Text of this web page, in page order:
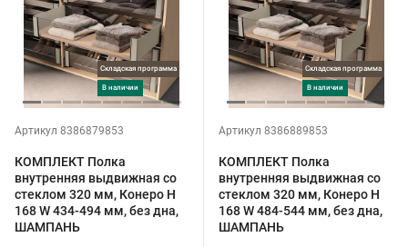
Складская программа
в наличии
Артикул 8386879853
КОМПЛЕКТ Полка
внутренняя выдвижная со
стеклом 320 мм, Конеро H
168 W 434-494 мм, без дна,
ШАМПАНЬ
Складская программа
в наличии
Артикул 8386889853
КОМПЛЕКТ Полка
внутренняя выдвижная со
стеклом 320 мм, Конеро H
168 W 484-544 мм, без дна,
ШАМПАНЬ